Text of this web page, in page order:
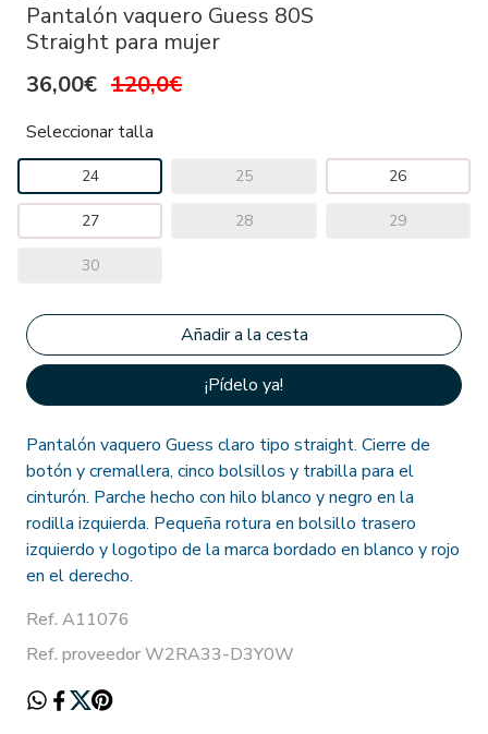
Pantalón vaquero Guess 80S
Straight para mujer
36,00€ 120,0€
Seleccionar talla
24 25 26
27 28 29
30
¡Pídelo ya!
Pantalón vaquero Guess claro tipo straight. Cierre de
botón y cremallera, cinco bolsillos y trabilla para el
cinturón. Parche hecho con hilo blanco y negro en la
rodilla izquierda. Pequeña rotura en bolsillo trasero
izquierdo y logotipo de la marca bordado en blanco y rojo
en el derecho.
Ref. A11076
Ref. proveedor W2RA33-D3Y0W